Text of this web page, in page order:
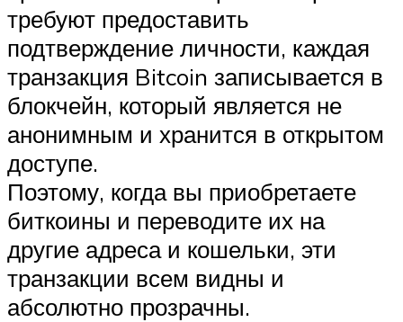
требуют предоставить
подтверждение личности, каждая
транзакция Bitcoin записывается в
блокчейн, который является не
анонимным и хранится в открытом
доступе.
Поэтому, когда вы приобретаете
биткоины и переводите их на
другие адреса и кошельки, эти
транзакции всем видны и
абсолютно прозрачны.